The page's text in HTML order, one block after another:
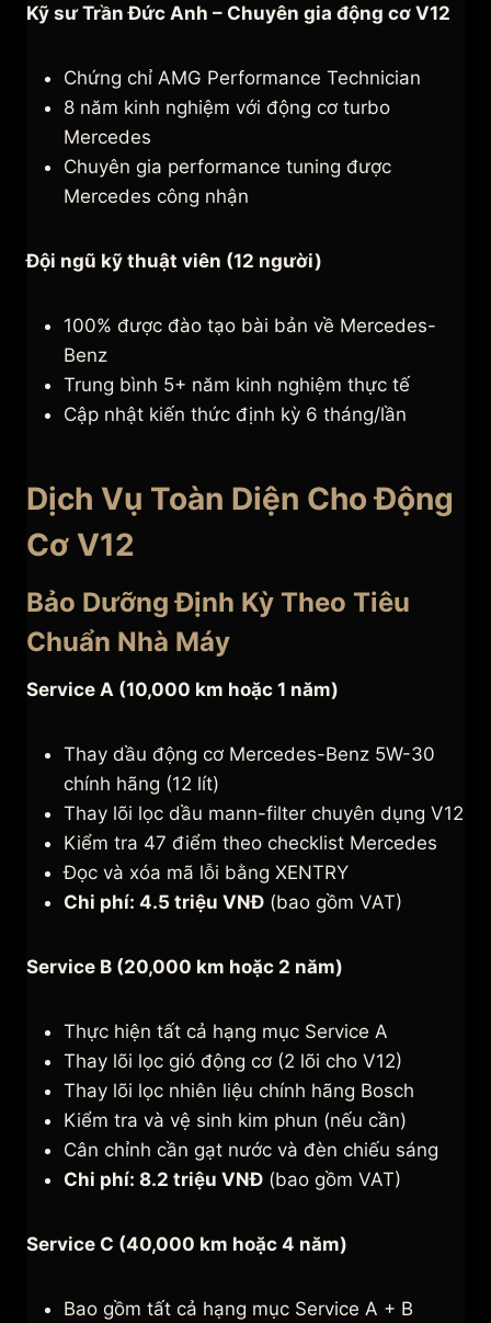
Kỹ sư Trần Đức Anh – Chuyên gia động cơ V12
Chứng chỉ AMG Performance Technician
8 năm kinh nghiệm với động cơ turbo
Mercedes
Chuyên gia performance tuning được
Mercedes công nhận
Đội ngũ kỹ thuật viên (12 người)
100% được đào tạo bài bản về Mercedes-
Benz
Trung bình 5+ năm kinh nghiệm thực tế
Cập nhật kiến thức định kỳ 6 tháng/lần
Dịch Vụ Toàn Diện Cho Động
Cơ V12
Bảo Dưỡng Định Kỳ Theo Tiêu
Chuẩn Nhà Máy
Service A (10,000 km hoặc 1 năm)
Thay dầu động cơ Mercedes-Benz 5W-30
chính hãng (12 lít)
Thay lõi lọc dầu mann-filter chuyên dụng V12
Kiểm tra 47 điểm theo checklist Mercedes
Đọc và xóa mã lỗi bằng XENTRY
Chi phí: 4.5 triệu VNĐ (bao gồm VAT)
Service B (20,000 km hoặc 2 năm)
Thực hiện tất cả hạng mục Service A
Thay lõi lọc gió động cơ (2 lõi cho V12)
Thay lõi lọc nhiên liệu chính hãng Bosch
Kiểm tra và vệ sinh kim phun (nếu cần)
Cân chỉnh cần gạt nước và đèn chiếu sáng
Chi phí: 8.2 triệu VNĐ (bao gồm VAT)
Service C (40,000 km hoặc 4 năm)
Bao gồm tất cả hạng mục Service A + B